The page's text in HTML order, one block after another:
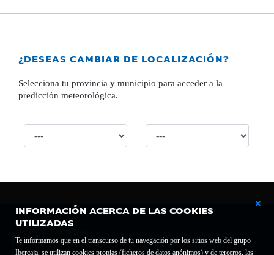
INFORMACIÓN ACERCA DE LAS COOKIES
UTILIZADAS
Te informamos que en el transcurso de tu navegación por los sitios web del grupo
Ibercaja, se utilizan cookies propias (ficheros de datos anónimos) y de terceros, las
¿DESEAS CAMBIAR DE LOCALIZACIÓN?
Selecciona tu provincia y municipio para acceder a la
predicción meteorológica.